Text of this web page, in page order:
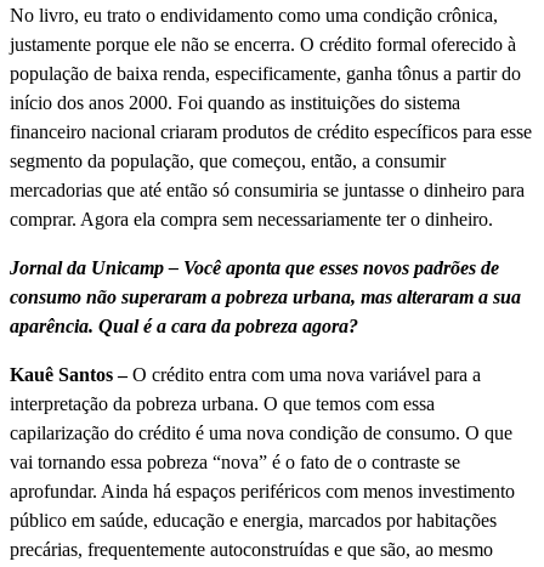
No livro, eu trato o endividamento como uma condição crônica,
justamente porque ele não se encerra. O crédito formal oferecido à
população de baixa renda, especificamente, ganha tônus a partir do
início dos anos 2000. Foi quando as instituições do sistema
financeiro nacional criaram produtos de crédito específicos para esse
segmento da população, que começou, então, a consumir
mercadorias que até então só consumiria se juntasse o dinheiro para
comprar. Agora ela compra sem necessariamente ter o dinheiro.
Jornal da Unicamp – Você aponta que esses novos padrões de
consumo não superaram a pobreza urbana, mas alteraram a sua
aparência. Qual é a cara da pobreza agora?
Kauê Santos –O crédito entra com uma nova variável para a
interpretação da pobreza urbana. O que temos com essa
capilarização do crédito é uma nova condição de consumo. O que
vai tornando essa pobreza “nova” é o fato de o contraste se
aprofundar. Ainda há espaços periféricos com menos investimento
público em saúde, educação e energia, marcados por habitações
precárias, frequentemente autoconstruídas e que são, ao mesmo